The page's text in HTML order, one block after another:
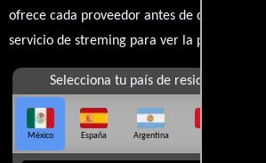
ofrece cada proveedor antes de comprar,
servicio de streming para ver la películas.
Selecciona tu país de residencia
México España Argentina